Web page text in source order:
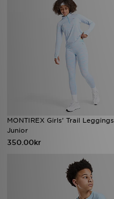
MONTIREX Girls' Trail Leggings
Junior
350.00kr